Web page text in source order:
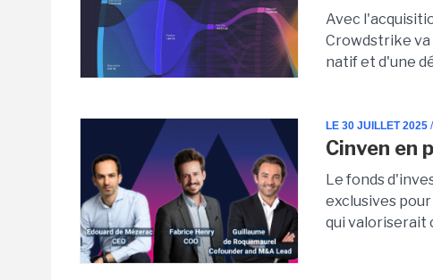
Avec
Crowdstrike
natif et d'une
LE 30 JUILLET 2025
Cinven en
Le fonds
exclusives
qui valoriserait